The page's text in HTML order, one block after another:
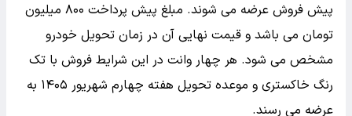
پیش فروش عرضه می شوند. مبلغ پیش پرداخت ۸۰۰ میلیون
تومان می باشد و قیمت نهایی آن در زمان تحویل خودرو
مشخص می شود. هر چهار وانت در این شرایط فروش با تک
رنگ خاکستری و موعده تحویل هفته چهارم شهریور ۱۴۰۵ به
عرضه می رسند.